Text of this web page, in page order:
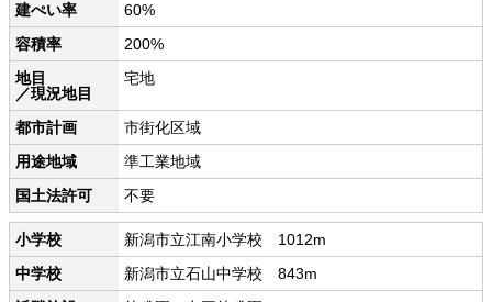
建ぺい率
60%
容積率
200%
地目
／現況地目
宅地
都市計画
市街化区域
用途地域
準工業地域
国土法許可
不要
小学校
新潟市立江南小学校 1012m
中学校
新潟市立石山中学校 843m